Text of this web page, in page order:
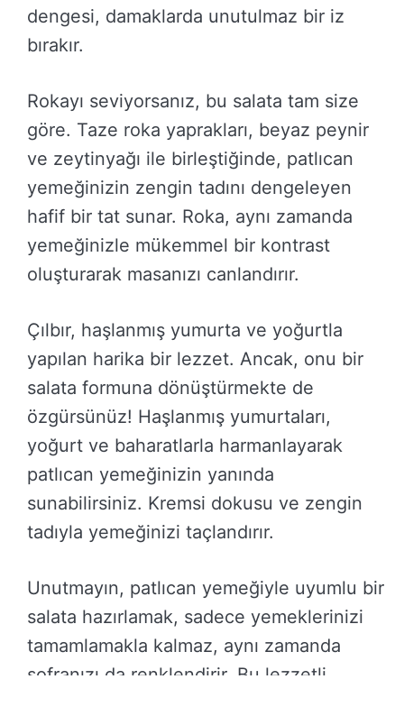
dengesi, damaklarda unutulmaz bir iz
bırakır.
Rokayı seviyorsanız, bu salata tam size
göre. Taze roka yaprakları, beyaz peynir
ve zeytinyağı ile birleştiğinde, patlıcan
yemeğinizin zengin tadını dengeleyen
hafif bir tat sunar. Roka, aynı zamanda
yemeğinizle mükemmel bir kontrast
oluşturarak masanızı canlandırır.
Çılbır, haşlanmış yumurta ve yoğurtla
yapılan harika bir lezzet. Ancak, onu bir
salata formuna dönüştürmekte de
özgürsünüz! Haşlanmış yumurtaları,
yoğurt ve baharatlarla harmanlayarak
patlıcan yemeğinizin yanında
sunabilirsiniz. Kremsi dokusu ve zengin
tadıyla yemeğinizi taçlandırır.
Unutmayın, patlıcan yemeğiyle uyumlu bir
salata hazırlamak, sadece yemeklerinizi
tamamlamakla kalmaz, aynı zamanda
sofranızı da renklendirir. Bu lezzetli